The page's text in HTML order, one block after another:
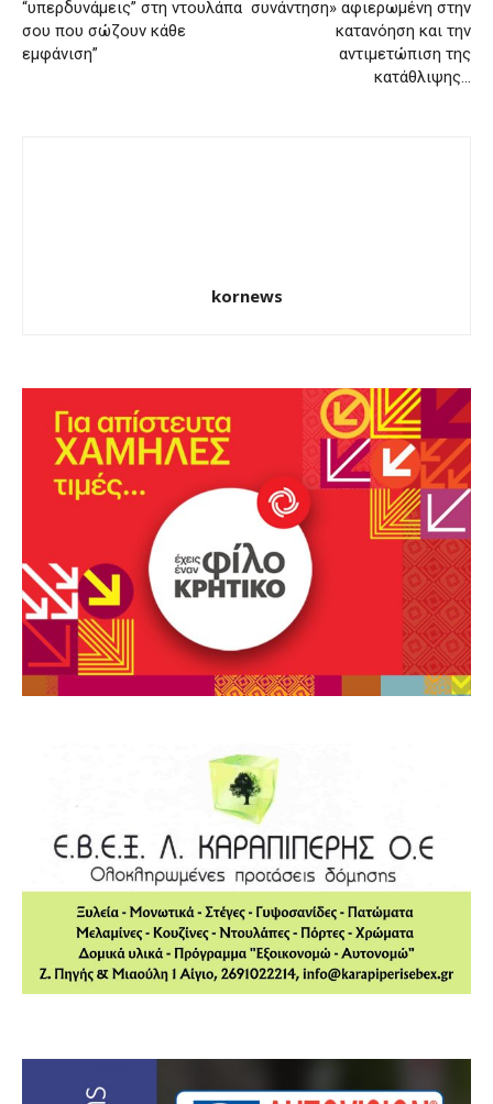
“υπερδυνάμεις” στη ντουλάπα
σου που σώζουν κάθε
εμφάνιση”
συνάντηση» αφιερωμένη στην
κατανόηση και την
αντιμετώπιση της
κατάθλιψης…
kornews